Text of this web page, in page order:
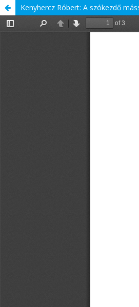
Kenyhercz Róbert: A szókezdő